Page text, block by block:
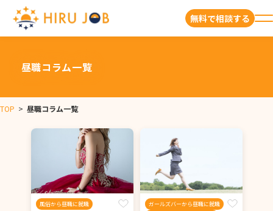
無料で相談する
昼職コラム一覧
TOP > 昼職コラム一覧
風俗から昼職に就職
ガールズバーから昼職に就職